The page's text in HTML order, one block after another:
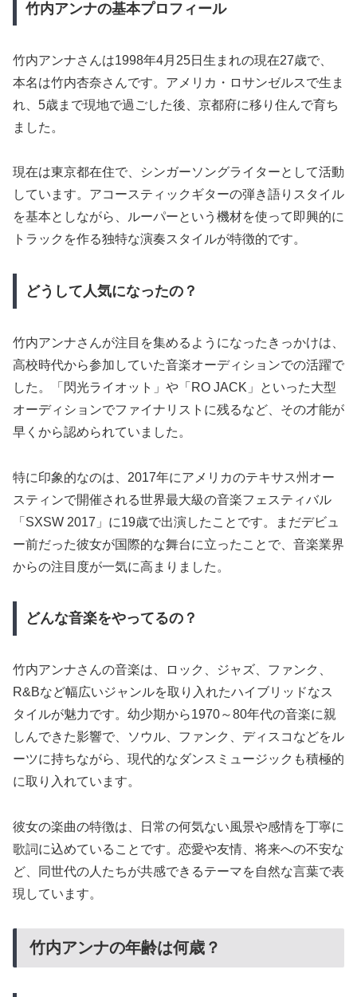
竹内アンナの基本プロフィール
竹内アンナさんは1998年4月25日生まれの現在27歳で、
本名は竹内杏奈さんです。アメリカ・ロサンゼルスで生ま
れ、5歳まで現地で過ごした後、京都府に移り住んで育ち
ました。
現在は東京都在住で、シンガーソングライターとして活動
しています。アコースティックギターの弾き語りスタイル
を基本としながら、ルーパーという機材を使って即興的に
トラックを作る独特な演奏スタイルが特徴的です。
どうして人気になったの？
竹内アンナさんが注目を集めるようになったきっかけは、
高校時代から参加していた音楽オーディションでの活躍で
した。「閃光ライオット」や「RO JACK」といった大型
オーディションでファイナリストに残るなど、その才能が
早くから認められていました。
特に印象的なのは、2017年にアメリカのテキサス州オー
スティンで開催される世界最大級の音楽フェスティバル
「SXSW 2017」に19歳で出演したことです。まだデビュ
ー前だった彼女が国際的な舞台に立ったことで、音楽業界
からの注目度が一気に高まりました。
どんな音楽をやってるの？
竹内アンナさんの音楽は、ロック、ジャズ、ファンク、
R&Bなど幅広いジャンルを取り入れたハイブリッドなス
タイルが魅力です。幼少期から1970～80年代の音楽に親
しんできた影響で、ソウル、ファンク、ディスコなどをル
ーツに持ちながら、現代的なダンスミュージックも積極的
に取り入れています。
彼女の楽曲の特徴は、日常の何気ない風景や感情を丁寧に
歌詞に込めていることです。恋愛や友情、将来への不安な
ど、同世代の人たちが共感できるテーマを自然な言葉で表
現しています。
竹内アンナの年齢は何歳？